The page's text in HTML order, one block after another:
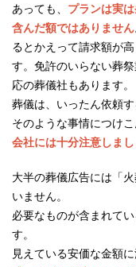
あっても、 プランは実
含んだ額ではありません
るとかえって請求額が
す。免許のいらない葬
応の葬儀社もあります。
葬儀は、いったん依頼
そのような事情につけこ
会社には十分注意しまし
大半の葬儀広告には「
いません。
必要なものが含まれて
す。
見えている安価な金額